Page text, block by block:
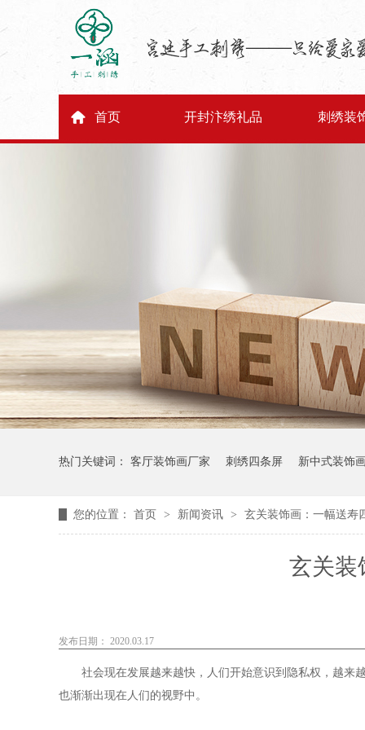
首页 开封汴绣礼品 刺绣装
热门关键词： 客厅装饰画厂家 刺绣四条屏 新中式装饰
您的位置： 首页 > 新闻资讯 > 玄关装饰画：一幅送寿
玄关装
发布日期： 2020.03.17
社会现在发展越来越快，人们开始意识到隐私权，越来
也渐渐出现在人们的视野中。